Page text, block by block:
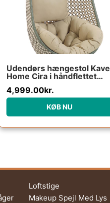
Udendørs hængestol Kave
Home Cira i håndflettet
hynder og pulverlakeret
stålstativ
4,999.00kr.
KØB NU
Loftstige
Makeup Spejl Med Lys